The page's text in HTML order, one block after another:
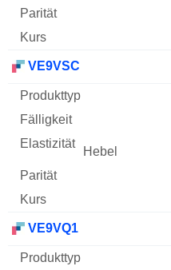
VE9VSC
VE9VQ1